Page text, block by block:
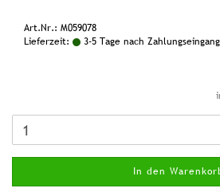
Art.Nr.: M059078
Lieferzeit:
3-5 Tage nach Zahlungseingang
In den